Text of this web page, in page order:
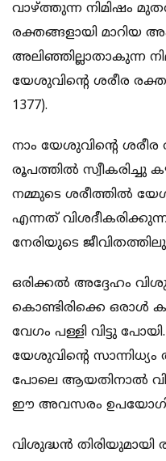
വാഴ്ത്തുന്ന നിമിഷം
രക്തങ്ങളായി മാറിയ
അലിഞ്ഞില്ലാതാകുന്ന
യേശുവിന്റെ ശരീര
1377).
നാം യേശുവിന്റെ
രൂപത്തില്‍ സ്വീകരിച്ചു
നമ്മുടെ ശരീത്തില്‍
എന്നത് വിശദീകരിക്കുന്ന
നേരിയുടെ
ഒരിക്കല്‍ അദ്ദേഹം
കൊണ്ടിരിക്കെ ഒരാള്‍
വേഗം പള്ളി വിട്ടു
യേശുവിന്റെ
പോലെ ആയതിനാല്‍
ഈ അവസരം
വിശുദ്ധന്‍